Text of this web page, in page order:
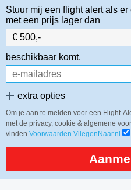
Stuur mij een flight alert als
met een prijs lager dan
beschikbaar komt.
extra opties
Om je aan te melden voor een Flight-
met de privacy, cookie & algemene
vinden Voorwaarden VliegenNaar.nl